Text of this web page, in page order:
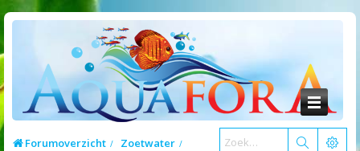
Forumoverzicht
Zoetwater